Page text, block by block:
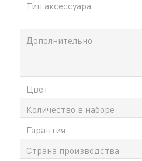
Тип аксессуара
Дополнительно
Цвет
Количество в наборе
Гарантия
Страна производства